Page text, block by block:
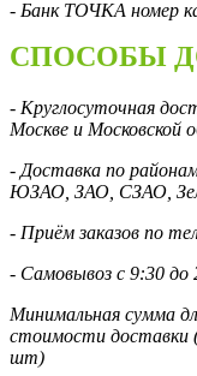
- Банк ТОЧКА номер
СПОСОБЫ
- Круглосуточная
Москве и Московской
- Доставка по
ЮЗАО, ЗАО, СЗАО,
- Приём заказов по
- Самовывоз с 9:30 до
Минимальная сумма
стоимости доставки
шт)